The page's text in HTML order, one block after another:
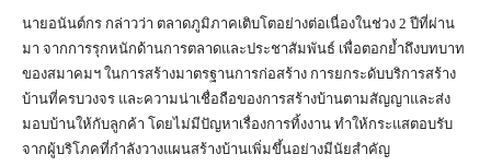
นายอนันต์กร กล่าวว่า ตลาดภูมิภาคเติบโตอย่างต่อเนื่องในช่วง 2 ปีที่ผ่าน
มา จากการรุกหนักด้านการตลาดและประชาสัมพันธ์ เพื่อตอกย้ำถึงบทบาท
ของสมาคมฯ ในการสร้างมาตรฐานการก่อสร้าง การยกระดับบริการสร้าง
บ้านที่ครบวงจร และความน่าเชื่อถือของการสร้างบ้านตามสัญญาและส่ง
มอบบ้านให้กับลูกค้า โดยไม่มีปัญหาเรื่องการทิ้งงาน ทำให้กระแสตอบรับ
จากผู้บริโภคที่กำลังวางแผนสร้างบ้านเพิ่มขึ้นอย่างมีนัยสำคัญ